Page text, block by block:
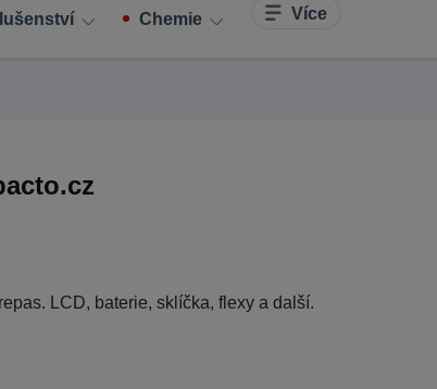
Chemie Více
LCD, baterie, sklíčka, flexy a další.